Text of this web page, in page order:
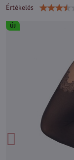
ÚJ
Értékelés